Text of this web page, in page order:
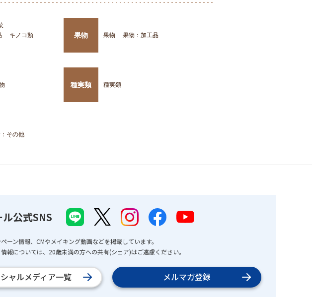
キノコ類
果物 果物 果物：加工品
種実類 種実類
その他
公式SNS
ーン情報、CMやメイキング動画などを掲載しています。
報については、20歳未満の方への共有(シェア)はご遠慮ください。
ャルメディア一覧 メルマガ登録